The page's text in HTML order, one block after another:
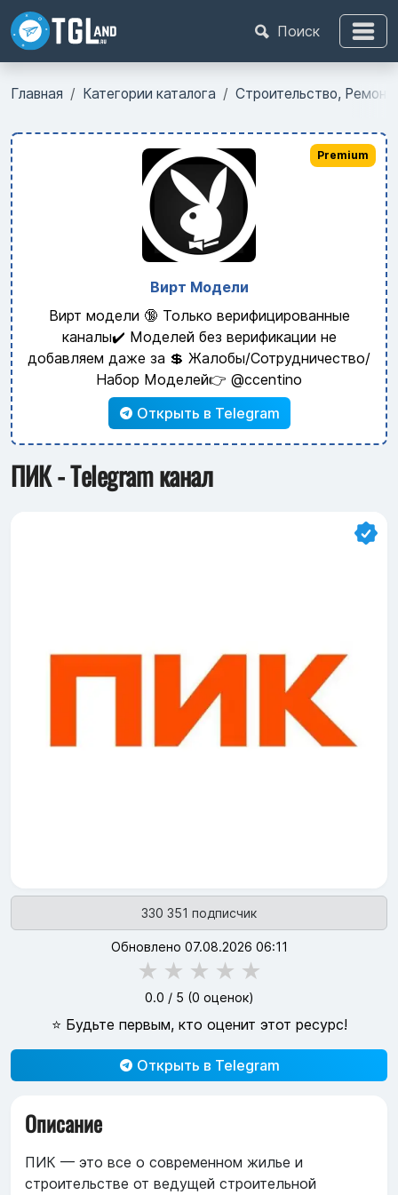
Поиск
Главная Категории каталога Строительство, Ремонт
Вирт Модели
Вирт модели 🔞 Только верифицированные
каналы✔️ Моделей без верификации не
добавляем даже за 💲 Жалобы/Сотрудничество/
Набор Моделей👉 @ccentino
Открыть в Telegram
Premium
ПИК - Telegram канал
330 351 подписчик
Обновлено 07.08.2026 06:11
★ ★ ★ ★ ★
0.0 / 5 (0 оценок)
⭐ Будьте первым, кто оценит этот ресурс!
Открыть в Telegram
Описание
ПИК — это все о современном жилье и
строительстве от ведущей строительной